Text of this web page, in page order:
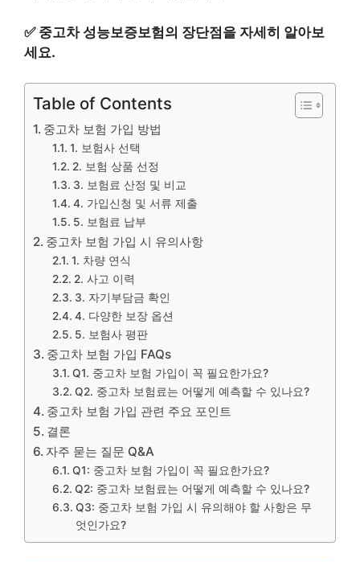
✅ 중고차 성능보증보험의 장단점을 자세히 알아보
세요.
Table of Contents
중고차 보험 가입 방법
1. 보험사 선택
2. 보험 상품 선정
3. 보험료 산정 및 비교
4. 가입신청 및 서류 제출
5. 보험료 납부
중고차 보험 가입 시 유의사항
1. 차량 연식
2. 사고 이력
3. 자기부담금 확인
4. 다양한 보장 옵션
5. 보험사 평판
중고차 보험 가입 FAQs
Q1. 중고차 보험 가입이 꼭 필요한가요?
Q2. 중고차 보험료는 어떻게 예측할 수 있나요?
중고차 보험 가입 관련 주요 포인트
결론
자주 묻는 질문 Q&A
Q1: 중고차 보험 가입이 꼭 필요한가요?
Q2: 중고차 보험료는 어떻게 예측할 수 있나요?
Q3: 중고차 보험 가입 시 유의해야 할 사항은 무
엇인가요?